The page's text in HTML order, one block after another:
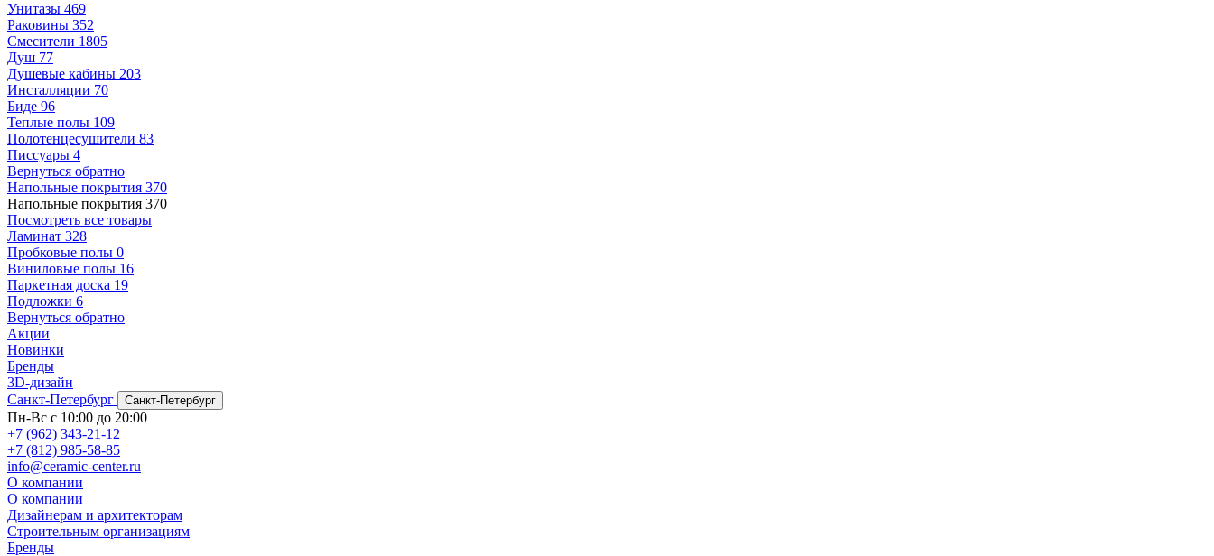
Унитазы 469
Раковины 352
Смесители 1805
Душ 77
Душевые кабины 203
Инсталляции 70
Биде 96
Теплые полы 109
Полотенцесушители 83
Писсуары 4
Вернуться обратно
Напольные покрытия 370
Напольные покрытия 370
Посмотреть все товары
Ламинат 328
Пробковые полы 0
Виниловые полы 16
Паркетная доска 19
Подложки 6
Вернуться обратно
Акции
Новинки
Бренды
3D-дизайн
Санкт-Петербург
Санкт-Петербург
Пн-Вс с 10:00 до 20:00
+7 (962) 343-21-12
+7 (812) 985-58-85
info@ceramic-center.ru
О компании
О компании
Дизайнерам и архитекторам
Строительным организациям
Бренды